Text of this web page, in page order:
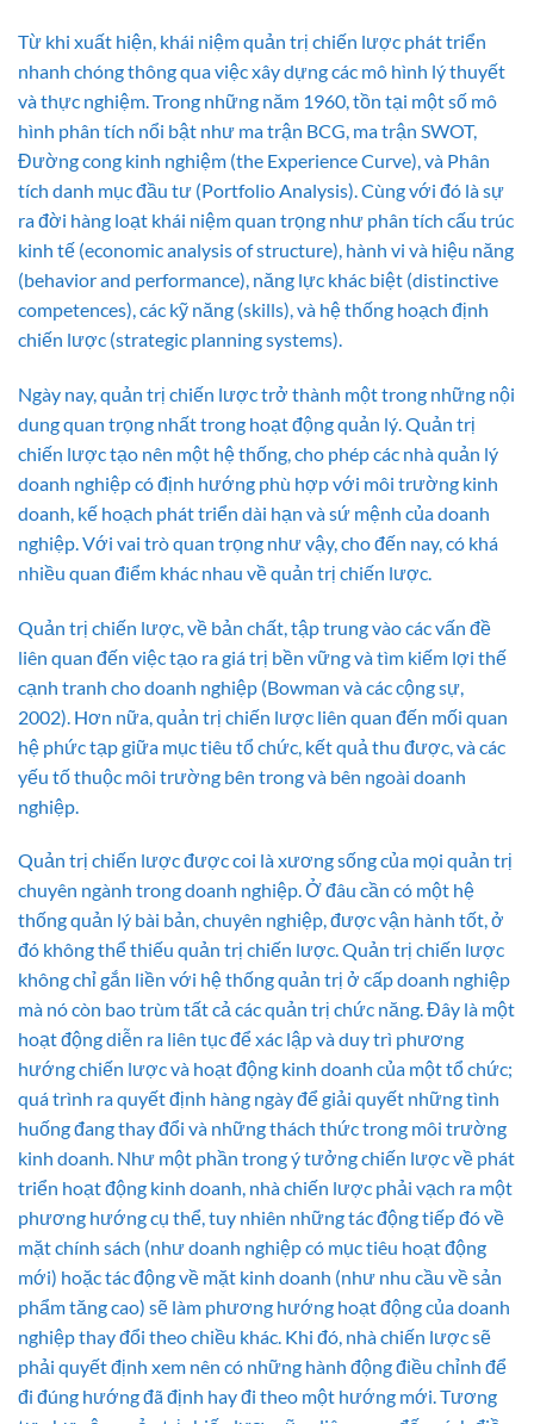
Từ khi xuất hiện, khái niệm quản trị chiến lược phát triển
nhanh chóng thông qua việc xây dựng các mô hình lý thuyết
và thực nghiệm. Trong những năm 1960, tồn tại một số mô
hình phân tích nổi bật như ma trận BCG, ma trận SWOT,
Đường cong kinh nghiệm (the Experience Curve), và Phân
tích danh mục đầu tư (Portfolio Analysis). Cùng với đó là sự
ra đời hàng loạt khái niệm quan trọng như phân tích cấu trúc
kinh tế (economic analysis of structure), hành vi và hiệu năng
(behavior and performance), năng lực khác biệt (distinctive
competences), các kỹ năng (skills), và hệ thống hoạch định
chiến lược (strategic planning systems).
Ngày nay, quản trị chiến lược trở thành một trong những nội
dung quan trọng nhất trong hoạt động quản lý. Quản trị
chiến lược tạo nên một hệ thống, cho phép các nhà quản lý
doanh nghiệp có định hướng phù hợp với môi trường kinh
doanh, kế hoạch phát triển dài hạn và sứ mệnh của doanh
nghiệp. Với vai trò quan trọng như vậy, cho đến nay, có khá
nhiều quan điểm khác nhau về quản trị chiến lược.
Quản trị chiến lược, về bản chất, tập trung vào các vấn đề
liên quan đến việc tạo ra giá trị bền vững và tìm kiếm lợi thế
cạnh tranh cho doanh nghiệp (Bowman và các cộng sự,
2002). Hơn nữa, quản trị chiến lược liên quan đến mối quan
hệ phức tạp giữa mục tiêu tổ chức, kết quả thu được, và các
yếu tố thuộc môi trường bên trong và bên ngoài doanh
nghiệp.
Quản trị chiến lược được coi là xương sống của mọi quản trị
chuyên ngành trong doanh nghiệp. Ở đâu cần có một hệ
thống quản lý bài bản, chuyên nghiệp, được vận hành tốt, ở
đó không thể thiếu quản trị chiến lược. Quản trị chiến lược
không chỉ gắn liền với hệ thống quản trị ở cấp doanh nghiệp
mà nó còn bao trùm tất cả các quản trị chức năng. Đây là một
hoạt động diễn ra liên tục để xác lập và duy trì phương
hướng chiến lược và hoạt động kinh doanh của một tổ chức;
quá trình ra quyết định hàng ngày để giải quyết những tình
huống đang thay đổi và những thách thức trong môi trường
kinh doanh. Như một phần trong ý tưởng chiến lược về phát
triển hoạt động kinh doanh, nhà chiến lược phải vạch ra một
phương hướng cụ thể, tuy nhiên những tác động tiếp đó về
mặt chính sách (như doanh nghiệp có mục tiêu hoạt động
mới) hoặc tác động về mặt kinh doanh (như nhu cầu về sản
phẩm tăng cao) sẽ làm phương hướng hoạt động của doanh
nghiệp thay đổi theo chiều khác. Khi đó, nhà chiến lược sẽ
phải quyết định xem nên có những hành động điều chỉnh để
đi đúng hướng đã định hay đi theo một hướng mới. Tương